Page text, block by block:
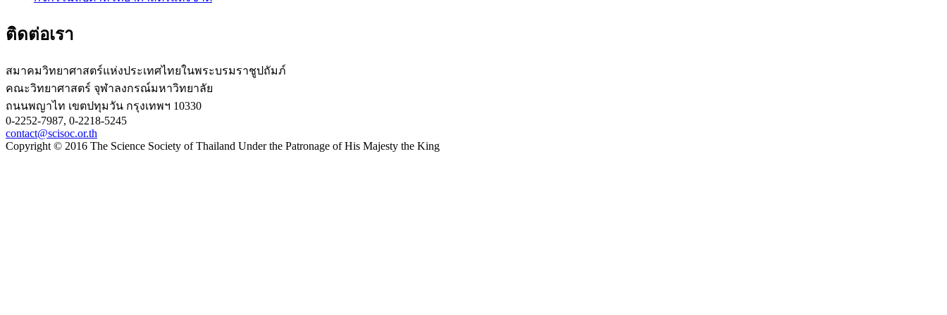
ติดต่อเรา
สมาคมวิทยาศาสตร์แห่งประเทศไทยในพระบรมราชูปถัมภ์
คณะวิทยาศาสตร์ จุฬาลงกรณ์มหาวิทยาลัย
ถนนพญาไท เขตปทุมวัน กรุงเทพฯ 10330
0-2252-7987, 0-2218-5245
contact@scisoc.or.th
Copyright © 2016 The Science Society of Thailand Under the Patronage of His Majesty the King